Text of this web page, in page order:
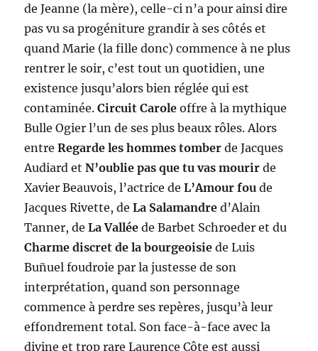
de Jeanne (la mère), celle-ci n’a pour ainsi dire
pas vu sa progéniture grandir à ses côtés et
quand Marie (la fille donc) commence à ne plus
rentrer le soir, c’est tout un quotidien, une
existence jusqu’alors bien réglée qui est
contaminée.Circuit Carole offre à la mythique
Bulle Ogier l’un de ses plus beaux rôles. Alors
entreRegarde les hommes tomber de Jacques
Audiard etN’oublie pas que tu vas mourir de
Xavier Beauvois, l’actrice deL’Amour fou de
Jacques Rivette, deLa Salamandre d’Alain
Tanner, deLa Vallée de Barbet Schroeder et du
Charme discret de la bourgeoisie de Luis
Buñuel foudroie par la justesse de son
interprétation, quand son personnage
commence à perdre ses repères, jusqu’à leur
effondrement total. Son face-à-face avec la
divine et trop rare Laurence Côte est aussi